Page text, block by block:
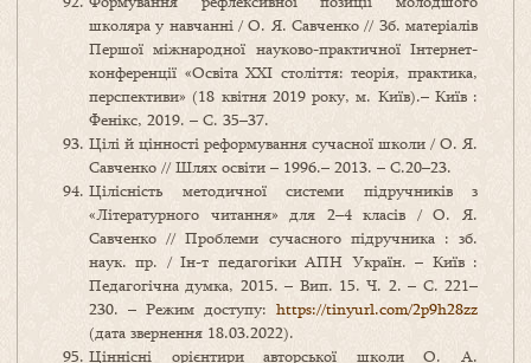
школяра у навчанні / О. Я. Савченко // Зб. матеріалів
Першої міжнародної науково-практичної Інтернет-
конференції «Освіта XXI століття: теорія, практика,
перспективи» (18 квітня 2019 року, м. Київ).– Київ :
Фенікс, 2019. – С. 35–37.
Цілі й цінності реформування сучасної школи / О. Я.
Савченко // Шлях освіти – 1996.– 2013. – С.20–23.
Цілісність методичної системи підручників з
«Літературного читання» для 2–4 класів / О. Я.
Савченко // Проблеми сучасного підручника : зб.
наук. пр. / Ін-т педагогіки АПН Україн. – Київ :
Педагогічна думка, 2015. – Вип. 15. Ч. 2. – С. 221–
230. – Режим доступу: https://tinyurl.com/2p9h28zz
(дата звернення 18.03.2022).
Ціннісні орієнтири авторської школи О. А.